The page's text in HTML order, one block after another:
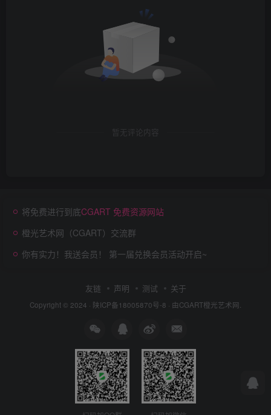
暂无评论内容
将免费进行到底CGART 免费资源网站
橙光艺术网（CGART）交流群
你有实力！我送会员！ 第一届兑换会员活动开启~
友链 声明 测试 关于
Copyright © 2024 · 陕ICP备18005870号-8 · 由CGART橙光艺术网.